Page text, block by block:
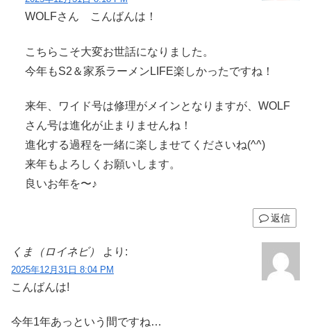
WOLFさん こんばんは！
こちらこそ大変お世話になりました。
今年もS2＆家系ラーメンLIFE楽しかったですね！
来年、ワイド号は修理がメインとなりますが、WOLF
さん号は進化が止まりませんね！
進化する過程を一緒に楽しませてくださいね(^^)
来年もよろしくお願いします。
良いお年を〜♪
返信
くま（ロイネビ） より:
2025年12月31日 8:04 PM
こんばんは!
今年1年あっという間ですね…